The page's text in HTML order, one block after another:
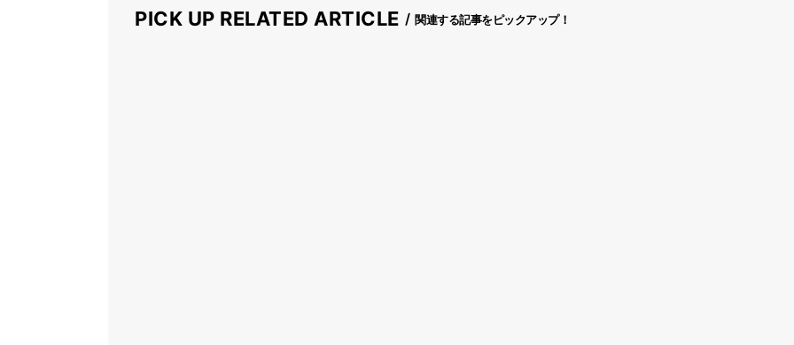
PICK UP RELATED ARTICLE 関連する記事をピックアップ！